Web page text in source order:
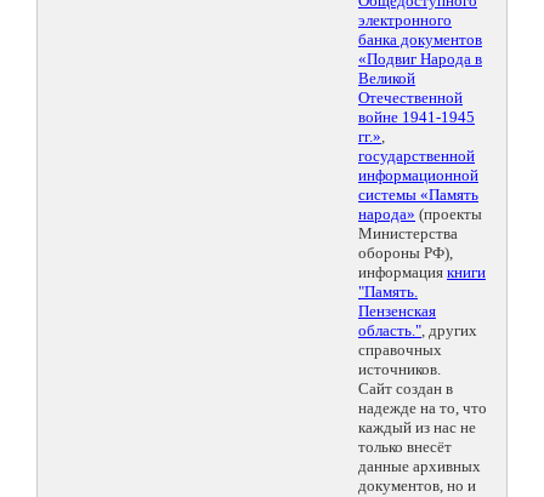
электронного
банка документов
«Подвиг Народа в
Великой
Отечественной
войне 1941-1945
гг.»,
государственной
информационной
системы «Память
народа» (проекты
Министерства
обороны РФ),
информация книги
"Память.
Пензенская
область.", других
справочных
источников.
Сайт создан в
надежде на то, что
каждый из нас не
только внесёт
данные архивных
документов, но и